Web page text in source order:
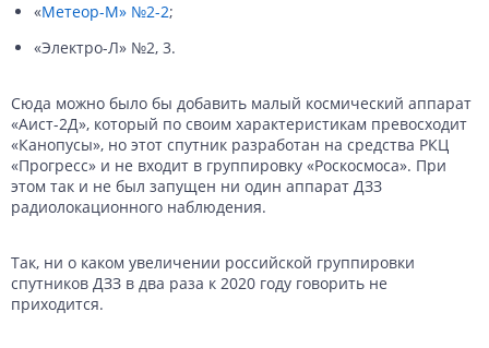
«Метеор-М» №2-2;
«Электро-Л» №2, 3.
Сюда можно было бы добавить малый космический аппарат
«Аист-2Д», который по своим характеристикам превосходит
«Канопусы», но этот спутник разработан на средства РКЦ
«Прогресс» и не входит в группировку «Роскосмоса». При
этом так и не был запущен ни один аппарат ДЗЗ
радиолокационного наблюдения.
Так, ни о каком увеличении российской группировки
спутников ДЗЗ в два раза к 2020 году говорить не
приходится.